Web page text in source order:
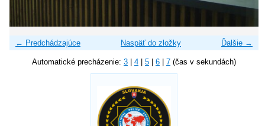
← Predchádzajúce Ďalšie →
Naspäť do zložky
Automatické precházenie: 3 4 5 6 7 (čas v sekundách)